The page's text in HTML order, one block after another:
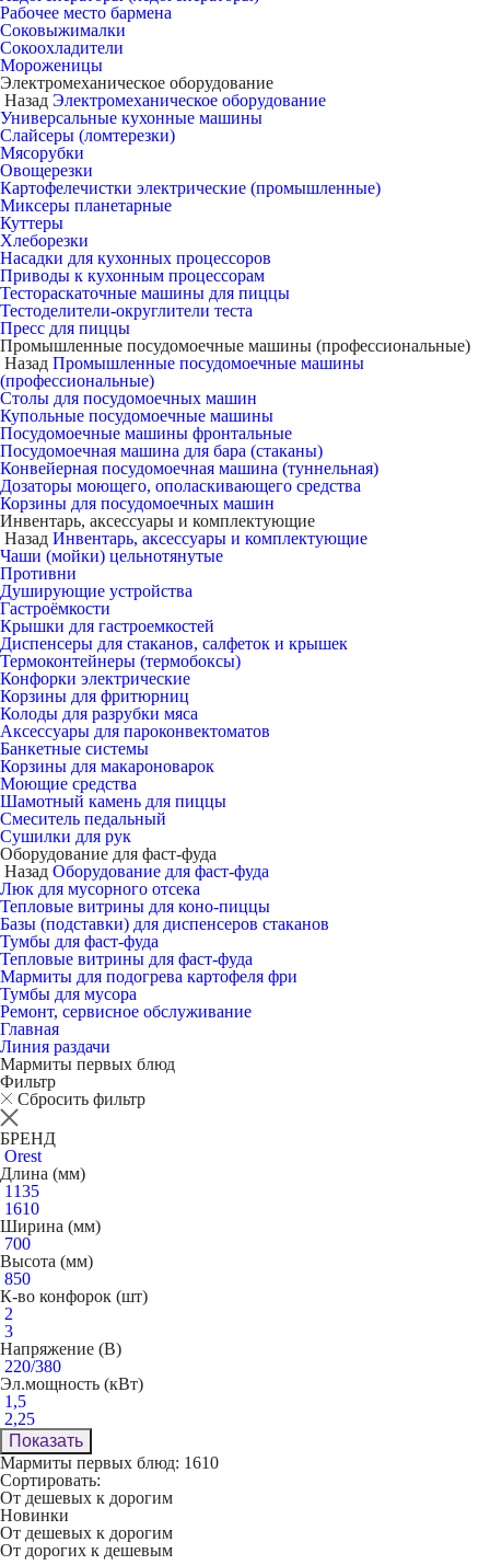
Рабочее место бармена
Соковыжималки
Сокоохладители
Мороженицы
Электромеханическое оборудование
Назад Электромеханическое оборудование
Универсальные кухонные машины
Слайсеры (ломтерезки)
Мясорубки
Овощерезки
Картофелечистки электрические (промышленные)
Миксеры планетарные
Куттеры
Хлеборезки
Насадки для кухонных процессоров
Приводы к кухонным процессорам
Тестораскаточные машины для пиццы
Тестоделители-округлители теста
Пресс для пиццы
Промышленные посудомоечные машины (профессиональные)
Назад Промышленные посудомоечные машины
(профессиональные)
Столы для посудомоечных машин
Купольные посудомоечные машины
Посудомоечные машины фронтальные
Посудомоечная машина для бара (стаканы)
Конвейерная посудомоечная машина (туннельная)
Дозаторы моющего, ополаскивающего средства
Корзины для посудомоечных машин
Инвентарь, аксессуары и комплектующие
Назад Инвентарь, аксессуары и комплектующие
Чаши (мойки) цельнотянутые
Противни
Душирующие устройства
Гастроёмкости
Крышки для гастроемкостей
Диспенсеры для стаканов, салфеток и крышек
Термоконтейнеры (термобоксы)
Конфорки электрические
Корзины для фритюрниц
Колоды для разрубки мяса
Аксессуары для пароконвектоматов
Банкетные системы
Корзины для макароноварок
Моющие средства
Шамотный камень для пиццы
Смеситель педальный
Сушилки для рук
Оборудование для фаст-фуда
Назад Оборудование для фаст-фуда
Люк для мусорного отсека
Тепловые витрины для коно-пиццы
Базы (подставки) для диспенсеров стаканов
Тумбы для фаст-фуда
Тепловые витрины для фаст-фуда
Мармиты для подогрева картофеля фри
Тумбы для мусора
Ремонт, сервисное обслуживание
Главная
Линия раздачи
Мармиты первых блюд
Фильтр
Сбросить фильтр
БРЕНД
Orest
Длина (мм)
1135
1610
Ширина (мм)
700
Высота (мм)
850
К-во конфорок (шт)
2
3
Напряжение (В)
220/380
Эл.мощность (кВт)
1,5
2,25
Показать
Мармиты первых блюд: 1610
Сортировать:
От дешевых к дорогим
Новинки
От дешевых к дорогим
От дорогих к дешевым